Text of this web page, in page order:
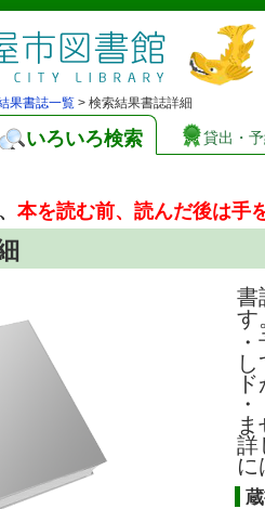
果書誌一覧 > 検索結果書誌詳細
いろいろ検索 貸出・
本を読む前、読んだ後は手
書
す
詳
に